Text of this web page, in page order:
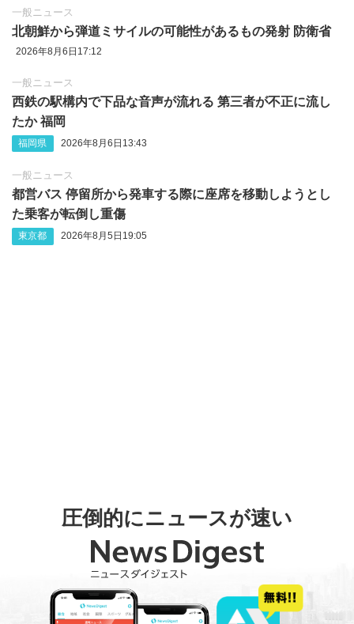
一般ニュース
北朝鮮から弾道ミサイルの可能性があるもの発射 防衛省
2026年8月6日17:12
一般ニュース
西鉄の駅構内で下品な音声が流れる 第三者が不正に流し
たか 福岡
福岡県 2026年8月6日13:43
一般ニュース
都営バス 停留所から発車する際に座席を移動しようとし
た乗客が転倒し重傷
東京都 2026年8月5日19:05
圧倒的にニュースが速い